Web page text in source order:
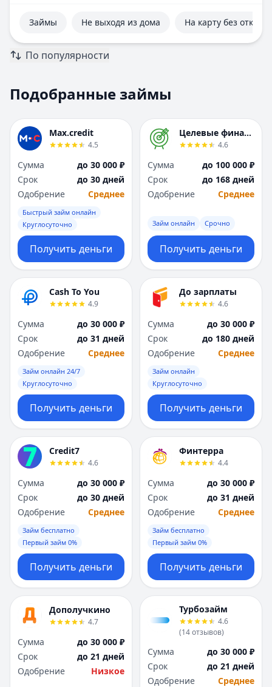
Новокузнецк
Новосибирск
Оренбург
П
Пермь
Р
Ростов-на-Дону
Рязань
Самара
Саратов
Севастополь
Сочи
Сургут
Т
Тольятти
Томск
Тюмень
Ульяновск
Х
Хабаровск
Ч
Челябинск
Чита
Я
Ярославль
Вся Россия
М
Новокузнецк
Новосибирск
Омск
Оренбург
П
Пермь
Р
Ростов-на-Дону
Рязань
Самара
Саратов
Севастополь
Сочи
Сургут
Т
Тольятти
Томск
Тюмень
Ульяновск
Х
Хабаровск
Ч
Челябинск
Чита
Я
Ярославль
Вся Россия
Займы Не выходя из дома На карту без отказа
По популярности
Подобранные займы
Max.credit
4.5
Сумма
до 30 000 ₽
Срок
до 30 дней
Одобрение
Среднее
Быстрый займ онлайн
Круглосуточно
Получить деньги
Целевые финансы
4.6
Сумма
до 100 000 ₽
Срок
до 168 дней
Одобрение
Среднее
Займ онлайн Срочно
Получить деньги
Cash To You
4.9
Сумма
до 30 000 ₽
Срок
до 31 дней
Одобрение
Среднее
Займ онлайн 24/7
Круглосуточно
Получить деньги
До зарплаты
4.6
Сумма
до 30 000 ₽
Срок
до 180 дней
Одобрение
Среднее
Займ онлайн
Круглосуточно
Получить деньги
Credit7
4.6
Сумма
до 30 000 ₽
Срок
до 30 дней
Одобрение
Среднее
Займ бесплатно
Первый займ 0%
Получить деньги
Финтерра
4.4
Сумма
до 30 000 ₽
Срок
до 31 дней
Одобрение
Среднее
Займ бесплатно
Первый займ 0%
Получить деньги
Дополучкино
4.7
Сумма
до 30 000 ₽
Срок
до 21 дней
Одобрение
Низкое
Турбозайм
4.6
(14отзывов)
Сумма
до 30 000 ₽
Срок
до 21 дней
Одобрение
Среднее